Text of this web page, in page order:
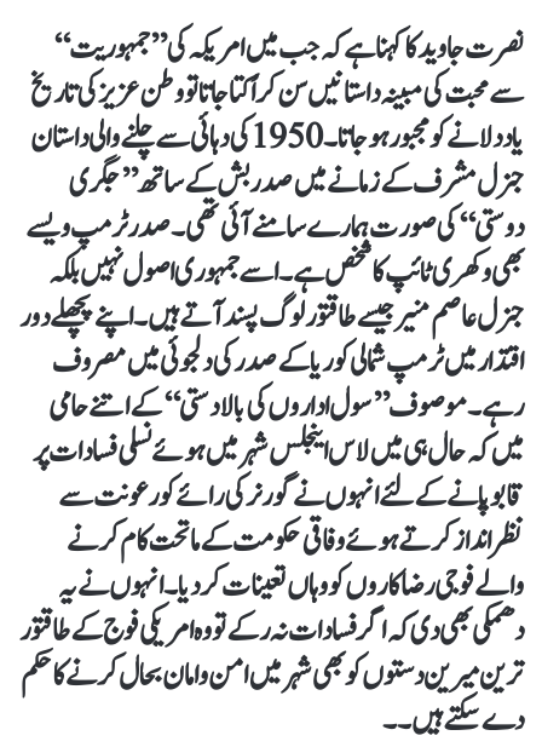
نصرت جاوید کا کہنا ہے کہ جب میں امریکہ کی ’’جمہوریت‘‘
سے محبت کی مبینہ داستانیں سن کر اُکتاجاتا تو وطن عزیز کی تاریخ
یاد دلانے کو مجبور ہوجاتا۔ 1950کی دہائی سے چلنے والی داستان
جنرل مشرف کے زمانے میں صدر بش کے ساتھ ’’جگری
دوستی‘‘ کی صورت ہمارے سامنے آئی تھی۔ صدر ٹرمپ ویسے
بھی وکھری ٹائپ کا شخص ہے۔ اسے جمہوری اصول نہیں بلکہ
جنرل عاصم منیر جیسے طاقتور لوگ پسند آتے ہیں۔ اپنے پچھلے دور
اقتدار میں ٹرمپ شمالی کوریا کے صدر کی دلجوئی میں مصروف
رہے۔ موصوف ’’سول اداروں کی بالادستی‘‘ کے اتنے حامی
میں کہ حال ہی میں لاس اینجلس شہر میں ہوئے نسلی فسادات پر
قابو پانے کے لئے انہوں نے گورنر کی رائے کو رعونت سے
نظرانداز کرتے ہوئے وفاقی حکومت کے ماتحت کام کرنے
والے فوجی رضا کاروں کو وہاں تعینات کردیا۔ انہوں نے یہ
دھمکی بھی دی کہ اگر فسادات نہ رکے تو وہ امریکی فوج کے طاقتور
ترین میرین دستوں کو بھی شہر میں امن وامان بحال کرنے کا حکم
دے سکتے ہیں۔۔